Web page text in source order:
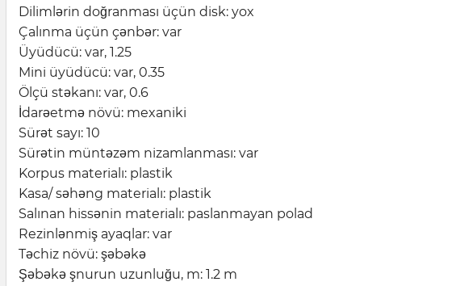
Dilimlərin doğranması üçün disk: yox
Çalınma üçün çənbər: var
Üyüdücü: var, 1.25
Mini üyüdücü: var, 0.35
Ölçü stəkanı: var, 0.6
İdarəetmə növü: mexaniki
Sürət sayı: 10
Sürətin müntəzəm nizamlanması: var
Korpus materialı: plastik
Kasa/ səhəng materialı: plastik
Salınan hissənin materialı: paslanmayan polad
Rezinlənmiş ayaqlar: var
Təchiz növü: şəbəkə
Şəbəkə şnurun uzunluğu, m: 1.2 m